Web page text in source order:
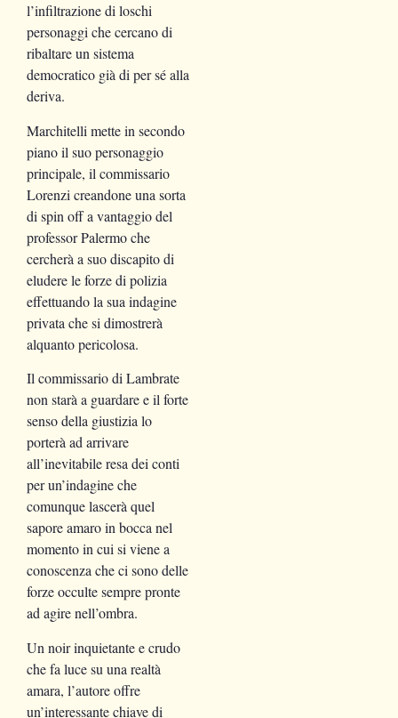
l’infiltrazione di loschi
personaggi che cercano di
ribaltare un sistema
democratico già di per sé alla
deriva.
Marchitelli mette in secondo
piano il suo personaggio
principale, il commissario
Lorenzi creandone una sorta
di spin off a vantaggio del
professor Palermo che
cercherà a suo discapito di
eludere le forze di polizia
effettuando la sua indagine
privata che si dimostrerà
alquanto pericolosa.
Il commissario di Lambrate
non starà a guardare e il forte
senso della giustizia lo
porterà ad arrivare
all’inevitabile resa dei conti
per un’indagine che
comunque lascerà quel
sapore amaro in bocca nel
momento in cui si viene a
conoscenza che ci sono delle
forze occulte sempre pronte
ad agire nell’ombra.
Un noir inquietante e crudo
che fa luce su una realtà
amara, l’autore offre
un’interessante chiave di